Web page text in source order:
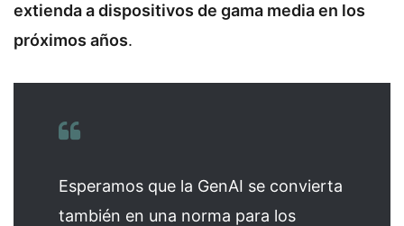
extienda a dispositivos de gama media en los
próximos años.
Esperamos que la GenAI se convierta
también en una norma para los